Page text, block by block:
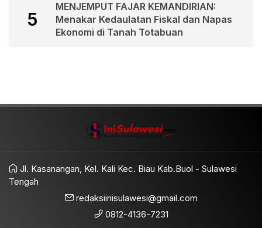
5
MENJEMPUT FAJAR KEMANDIRIAN:
Menakar Kedaulatan Fiskal dan Napas
Ekonomi di Tanah Totabuan
Jl. Kasanangan, Kel. Kali Kec. Biau Kab.Buol - Sulawesi
Tengah
redaksiinisulawesi@gmail.com
0812-4136-7231